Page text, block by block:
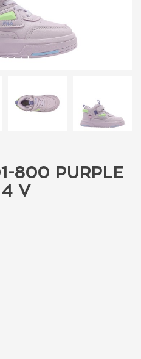
800 PURPLE
4 V